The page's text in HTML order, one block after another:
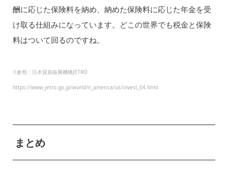
酬に応じた保険料を納め、納めた保険料に応じた年金を受
け取る仕組みになっています。どこの世界でも税金と保険
料はついて回るのですね。
※参照：日本貿易振興機構JETRO
https://www.jetro.go.jp/world/n_america/us/invest_04.html
まとめ